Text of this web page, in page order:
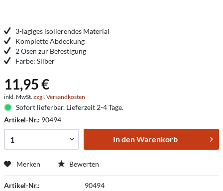
3-lagiges isolierendes Material
Komplette Abdeckung
2 Ösen zur Befestigung
Farbe: Silber
11,95 €
inkl. MwSt. zzgl. Versandkosten
Sofort lieferbar. Lieferzeit 2-4 Tage.
Artikel-Nr.: 90494
In denWarenkorb
Merken Bewerten
Artikel-Nr.: 90494